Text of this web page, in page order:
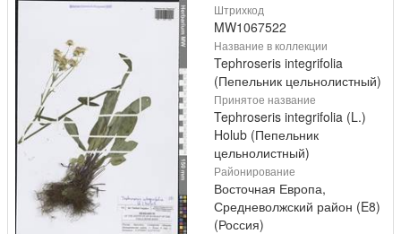
Штрихкод
MW1067522
Название в коллекции
Tephroseris integrifolia
(Пепельник цельнолистный)
Принятое название
Tephroseris integrifolia (L.)
Holub (Пепельник
цельнолистный)
Районирование
Восточная Европа,
Средневолжский район (E8)
(Россия)